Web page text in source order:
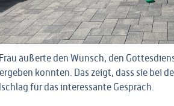
äußerte den Wunsch, den
konnten. Das zeigt, dass sie bei
für das interessante Gespräch.